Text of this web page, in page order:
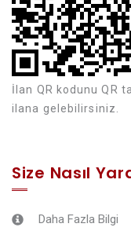
İlan QR kodunu QR
ilana gelebilirsiniz.
Size Nasıl
Daha Fazla Bilgi